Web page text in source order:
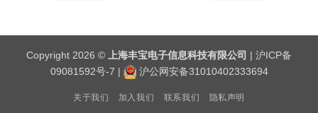
Copyright 2026 © 上海丰宝电子信息科技有限公司 | 沪ICP备
09081592号-7 | 沪公网安备31010402333694
关于我们 加入我们 联系我们 隐私声明